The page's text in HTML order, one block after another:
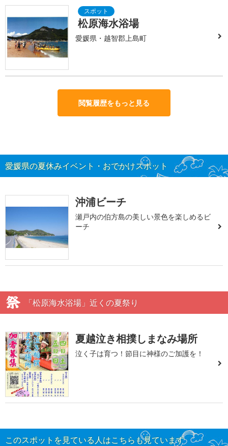
松原海水浴場
愛媛県・越智郡上島町
閲覧履歴をもっと見る
愛媛県の夏休みイベント・おでかけスポット
沖浦ビーチ
瀬戸内の伯方島の美しい景色を楽しめるビ
ーチ
「松原海水浴場」近くの夏祭り
夏越泣き相撲しまなみ場所
泣く子は育つ！節目に神様のご加護を！
このスポットを見ている人はこちらも見ています